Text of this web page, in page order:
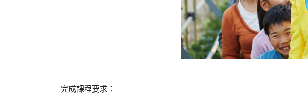
完成課程要求：